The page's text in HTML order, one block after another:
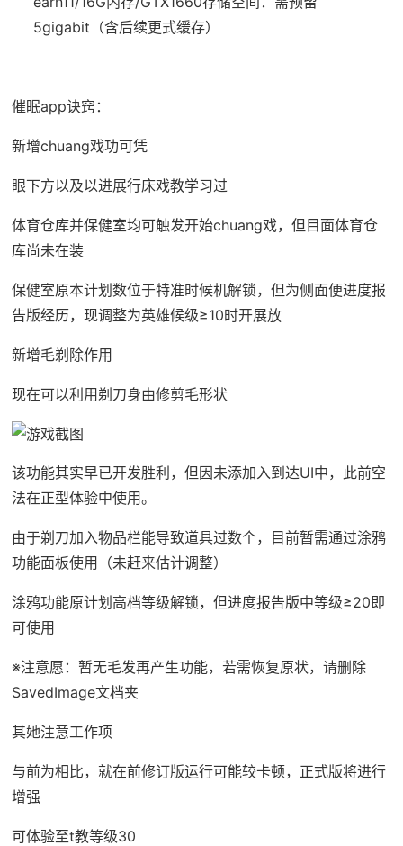
5gigabit（含后续更式缓存）
催眠app诀窍：
新增chuang戏功可凭
眼下方以及以进展行床戏教学习过
体育仓库并保健室均可触发开始chuang戏，但目面体育仓
库尚未在装
保健室原本计划数位于特准时候机解锁，但为侧面便进度报
告版经历，现调整为英雄候级≥10时开展放
新增毛剃除作用
现在可以利用剃刀身由修剪毛形状
该功能其实早已开发胜利，但因未添加入到达UI中，此前空
法在正型体验中使用。
由于剃刀加入物品栏能导致道具过数个，目前暂需通过涂鸦
功能面板使用（未赶来估计调整）
涂鸦功能原计划高档等级解锁，但进度报告版中等级≥20即
可使用
※注意愿 ：暂无毛发再产生功能，若需恢复原状，请删除
SavedImage文档夹
其她注意工作项
与前为相比，就在前修订版运行可能较卡顿，正式版将进行
增强
可体验至t教等级30